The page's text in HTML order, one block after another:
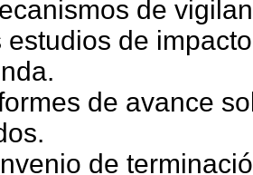
de
estudios de
de avance
de